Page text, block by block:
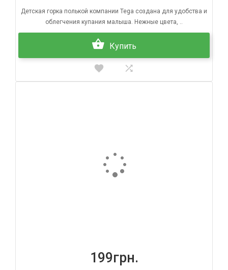
Детская горка полькой компании Tega создана для удобства и
облегчения купания малыша. Нежные цвета, ..
Купить
199грн.